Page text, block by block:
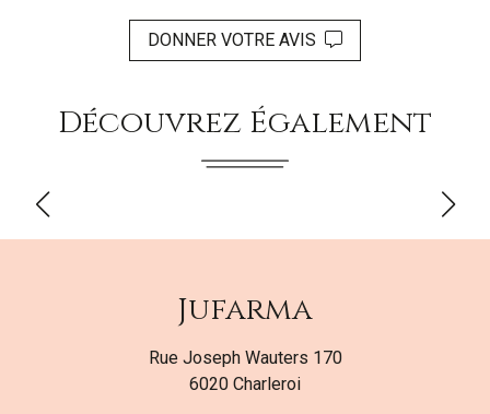
DONNER VOTRE AVIS
Découvrez Également
Jufarma
Rue Joseph Wauters 170
6020 Charleroi